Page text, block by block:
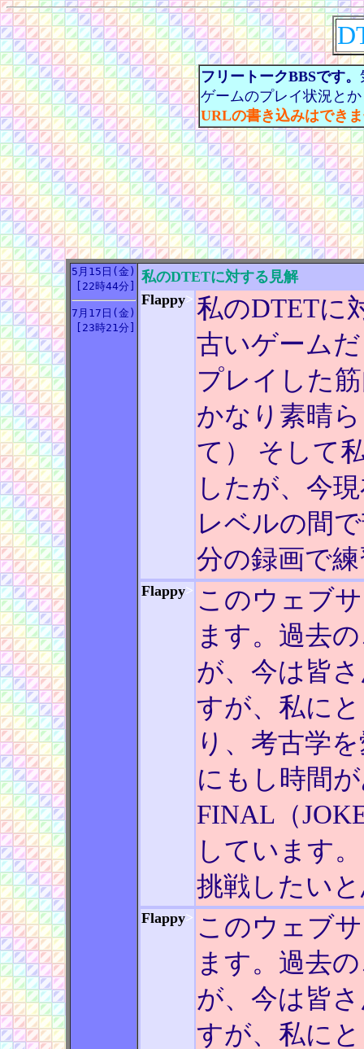
フリートークBBSです。
ゲームのプレイ状況と
URLの書き込みはでき
5月15日(金)
[22時44分]
7月17日(金)
[23時21分]
私のDTETに対する見解
Flappy> 私のDTETに
古いゲーム
プレイした
かなり素晴
て） そして
したが、今
レベルの間
分の録画で
Flappy> このウェブ
ます。過去
が、今は皆
すが、私に
り、考古学
にもし時間
FINAL（
しています
挑戦したい
Flappy> このウェブ
ます。過去
が、今は皆
すが、私に